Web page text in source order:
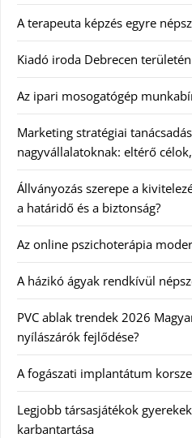
A terapeuta képzés egyre
Kiadó iroda Debrecen
Az ipari mosogatógép
Marketing stratégiai
nagyvállalatoknak: eltérő
Állványozás szerepe a
a határidő és a biztonság?
Az online pszichoterápia
A házikó ágyak rendkívül
PVC ablak trendek 2026
nyílászárók fejlődése?
A fogászati implantátum
Legjobb társasjátékok
karbantartása